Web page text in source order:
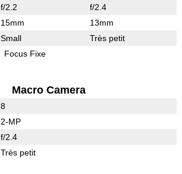
f/2.2 f/2.4
15mm 13mm
Small Très petit
Focus Fixe
Macro Camera
8
2-MP
f/2.4
Très petit